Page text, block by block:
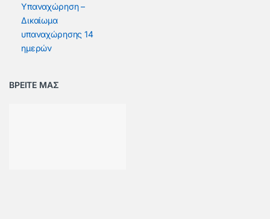
Υπαναχώρηση –
Δικαίωμα
υπαναχώρησης 14
ημερών
ΒΡΕΙΤΕ ΜΑΣ